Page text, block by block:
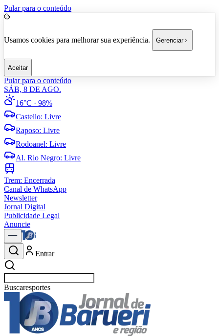
Pular para o conteúdo
Usamos cookies para melhorar sua experiência. Gerenciar
Aceitar
Pular para o conteúdo
SÁB, 8 DE AGO.
16°C · 98%
Castello: Livre
Raposo: Livre
Rodoanel: Livre
Al. Rio Negro: Livre
Trem: Encerrada
Canal de WhatsApp
Newsletter
Jornal Digital
Publicidade Legal
Anuncie
Entrar
Buscarpolític